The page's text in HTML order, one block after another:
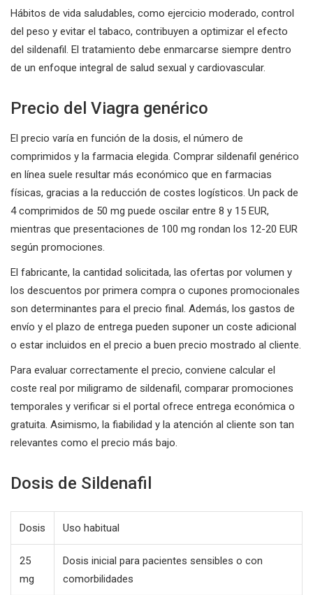
Hábitos de vida saludables, como ejercicio moderado, control
del peso y evitar el tabaco, contribuyen a optimizar el efecto
del sildenafil. El tratamiento debe enmarcarse siempre dentro
de un enfoque integral de salud sexual y cardiovascular.
Precio del Viagra genérico
El precio varía en función de la dosis, el número de
comprimidos y la farmacia elegida. Comprar sildenafil genérico
en línea suele resultar más económico que en farmacias
físicas, gracias a la reducción de costes logísticos. Un pack de
4 comprimidos de 50 mg puede oscilar entre 8 y 15 EUR,
mientras que presentaciones de 100 mg rondan los 12-20 EUR
según promociones.
El fabricante, la cantidad solicitada, las ofertas por volumen y
los descuentos por primera compra o cupones promocionales
son determinantes para el precio final. Además, los gastos de
envío y el plazo de entrega pueden suponer un coste adicional
o estar incluidos en el precio a buen precio mostrado al cliente.
Para evaluar correctamente el precio, conviene calcular el
coste real por miligramo de sildenafil, comparar promociones
temporales y verificar si el portal ofrece entrega económica o
gratuita. Asimismo, la fiabilidad y la atención al cliente son tan
relevantes como el precio más bajo.
Dosis de Sildenafil
Dosis Uso habitual
25
mg
Dosis inicial para pacientes sensibles o con
comorbilidades